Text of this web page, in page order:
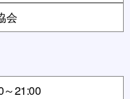
会
～21:00